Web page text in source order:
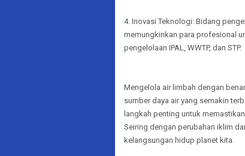
4. Inovasi Teknologi: Bidang
memungkinkan para profesional
pengelolaan IPAL, WWTP, dan STP.
Mengelola air limbah dengan
sumber daya air yang semakin
langkah penting untuk
Seiring dengan perubahan iklim
kelangsungan hidup planet kita.